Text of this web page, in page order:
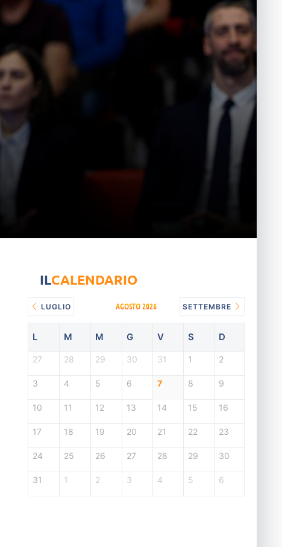
ILCALENDARIO
LUGLIO AGOSTO 2026 SETTEMBRE
L M M G V S D
27 28 29 30 31 1 2
3 4 5 6 7 8 9
10 11 12 13 14 15 16
17 18 19 20 21 22 23
24 25 26 27 28 29 30
31 1 2 3 4 5 6